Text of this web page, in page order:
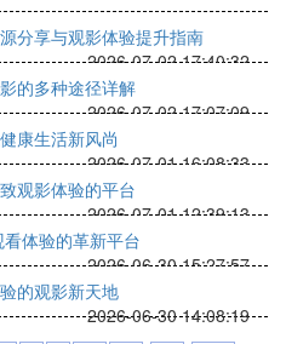
分享与观影体验提升指南
2026-07-02 17:40:32
的多种途径详解
2026-07-02 17:07:09
康生活新风尚
2026-07-01 16:08:33
观影体验的平台
2026-07-01 12:39:13
体验的革新平台
2026-06-30 15:27:57
的观影新天地
2026-06-30 14:08:19